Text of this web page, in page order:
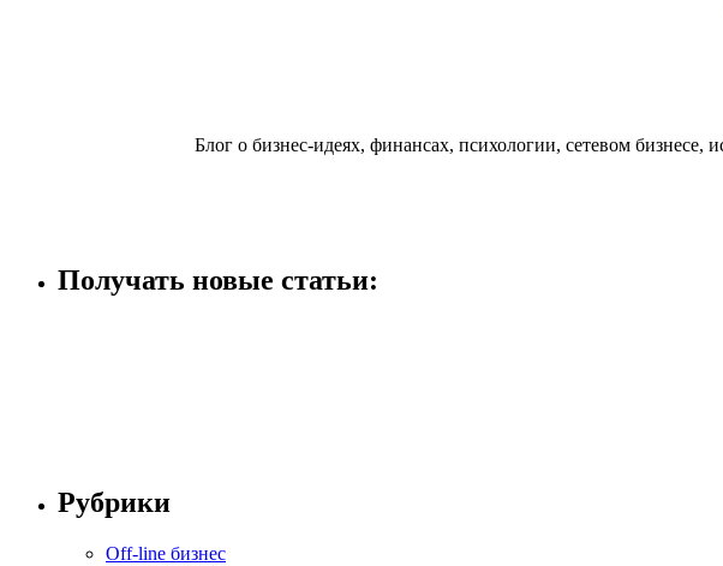
Блог о бизнес-идеях, финансах, психологии, сетевом бизнесе,
Получать новые статьи:
Рубрики
Off-line бизнес